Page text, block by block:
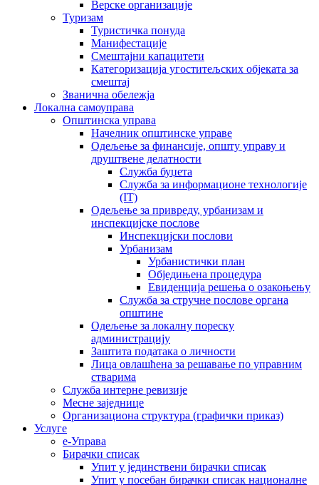
Верске организације
Туризам
Туристичка понуда
Манифестације
Смештајни капацитети
Категоризација угоститељских објеката за
смештај
Званична обележја
Локална самоуправа
Општинска управа
Начелник општинске управе
Одељење за финансије, општу управу и
друштвене делатности
Служба буџета
Служба за информационе технологије
(IT)
Одељење за привреду, урбанизам и
инспекцијске послове
Инспекцијски послови
Урбанизам
Урбанистички план
Обједињена процедура
Евиденција решења о озакоњењу
Служба за стручне послове органа
општине
Одељење за локалну пореску
администрацију
Заштита података о личности
Лица овлашћена за решавање по управним
стварима
Служба интерне ревизије
Месне заједнице
Организациона структура (графички приказ)
Услуге
е-Управа
Бирачки списак
Упит у јединствени бирачки списак
Упит у посебан бирачки списак националне